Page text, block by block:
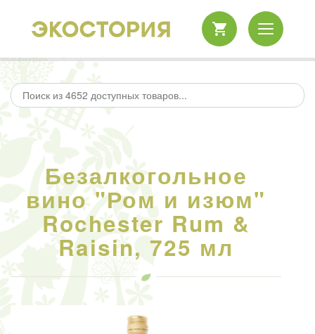
Безалкогольное
вино "Ром и изюм"
Rochester Rum &
Raisin, 725 мл